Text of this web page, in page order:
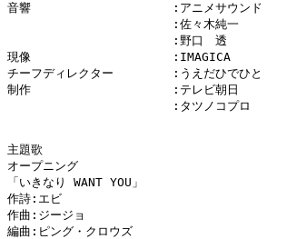
音響　　　　　　　　　　　　:アニメサウンド
:佐々木純一
:野口　透
現像　　　　　　　　　　　　:IMAGICA
チーフディレクター　　　　　:うえだひでひと
制作　　　　　　　　　　　　:テレビ朝日
:タツノコプロ
主題歌
オープニング
「いきなり WANT YOU」
作詩:エビ
作曲:ジージョ
編曲:ピング・クロウズ